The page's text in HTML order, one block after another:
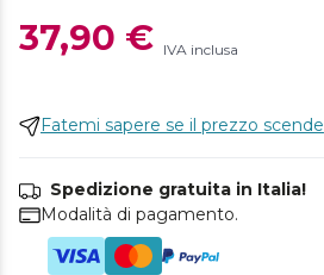
37,90 € IVA inclusa
Fatemi sapere se il prezzo scende
Spedizione gratuita in Italia!
Modalità di pagamento.